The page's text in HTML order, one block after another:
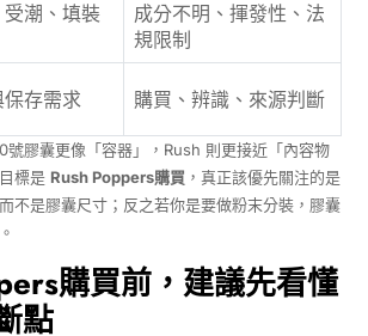
潮、填裝
成分不明、揮發性、法
規限制
存需求 購買、辨識、來源判斷
號膠囊更像「容器」，Rush 則更接近「內容物
標是 Rush Poppers購買 ，真正該優先關注的是
不是膠囊尺寸；反之若你是要做粉末分裝，膠囊
購買前，建議先看懂
點